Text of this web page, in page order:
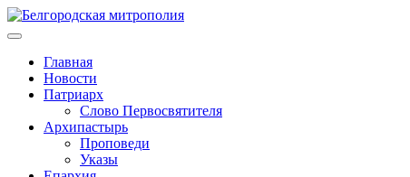
Главная
Новости
Патриарх
Слово Первосвятителя
Архипастырь
Проповеди
Указы